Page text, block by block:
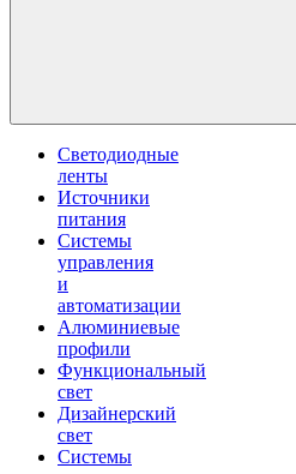
Светодиодные
ленты
Источники
питания
Системы
управления
и
автоматизации
Алюминиевые
профили
Функциональный
свет
Дизайнерский
свет
Системы